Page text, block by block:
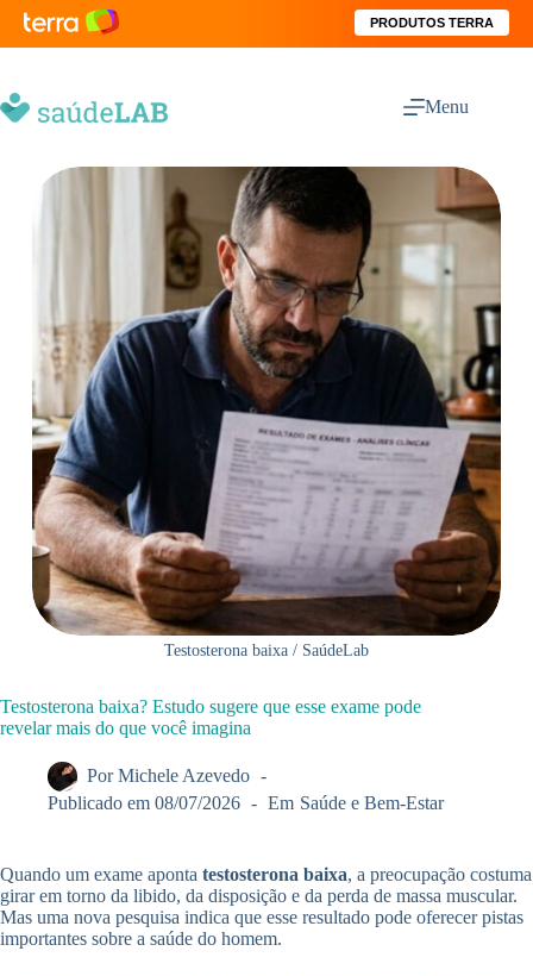
PRODUTOS TERRA
Menu
Testosterona baixa / SaúdeLab
Testosterona baixa? Estudo sugere que esse exame pode
revelar mais do que você imagina
Por Michele Azevedo
Publicado em 08/07/2026 Em Saúde e Bem-Estar
Quando um exame aponta testosterona baixa, a preocupação costuma
girar em torno da libido, da disposição e da perda de massa muscular.
Mas uma nova pesquisa indica que esse resultado pode oferecer pistas
importantes sobre a saúde do homem.